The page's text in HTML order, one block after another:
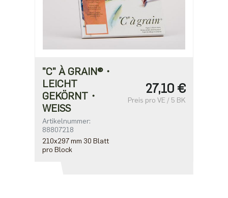
"C" À GRAIN®・
LEICHT
GEKÖRNT・
WEISS
Artikelnummer:
88807218
210x297 mm 30 Blatt
pro Block
27,10 €
Preis pro VE / 5 BK